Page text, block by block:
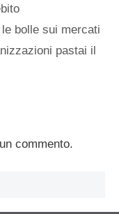
bolle sui mercati
pastai il
commento.